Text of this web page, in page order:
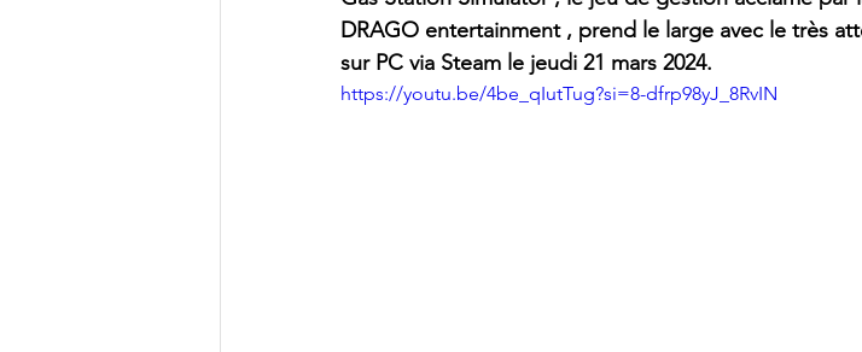
DRAGO entertainment , prend le large avec le très
sur PC via Steam le jeudi 21 mars 2024.
https://youtu.be/4be_qIutTug?si=8-dfrp98yJ_8RvIN